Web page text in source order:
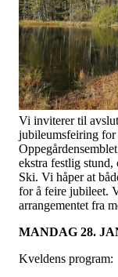
Vi inviterer til
jubileumsfeiring for
ekstra festlig
Ski. Vi håper at
for å feire jubileet.
arrangementet fra
MANDAG 28.
Kveldens program: